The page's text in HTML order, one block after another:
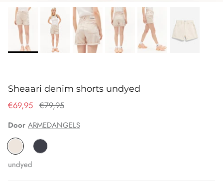
Sheaari denim shorts undyed
€69,95 €79,95
Door ARMEDANGELS
undyed